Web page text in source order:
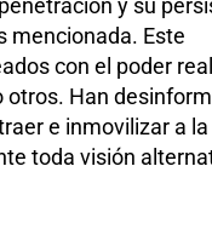
y su
mencionada. Este
con el poder
Han
e inmovilizar a la
toda visión